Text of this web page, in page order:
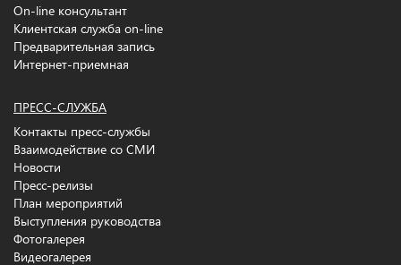
On-line консультант
Клиентская служба on-line
Предварительная запись
Интернет-приемная
ПРЕСС-СЛУЖБА
Контакты пресс-службы
Взаимодействие со СМИ
Новости
Пресс-релизы
План мероприятий
Выступления руководства
Фотогалерея
Видеогалерея